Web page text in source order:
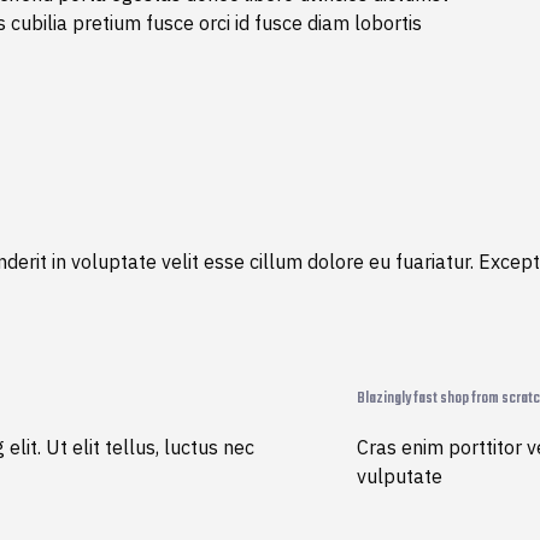
pretium fusce orci id fusce diam lobortis
in voluptate velit esse cillum dolore eu fuariatur.
elit. Ut elit tellus, luctus nec
Blazingly fast shop from
Cras enim porttitor
vulputate